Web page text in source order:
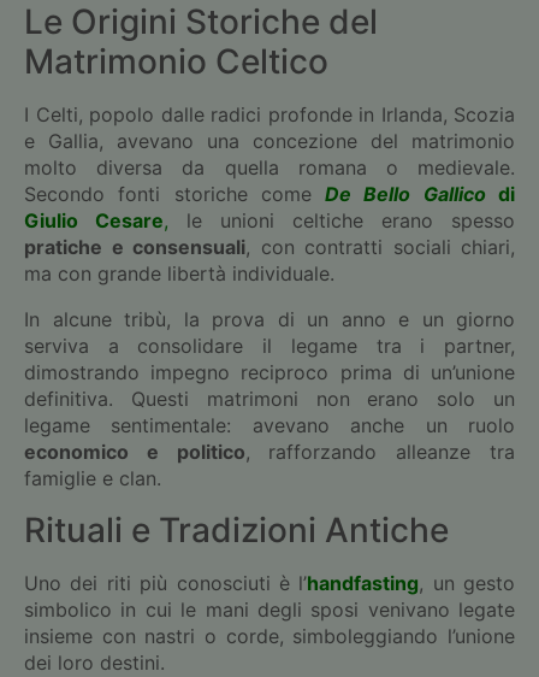
Le Origini Storiche del
Matrimonio Celtico
I Celti, popolo dalle radici profonde in Irlanda, Scozia
e Gallia, avevano una concezione del matrimonio
molto diversa da quella romana o medievale.
Secondo fonti storiche come De Bello Gallico di
Giulio Cesare, le unioni celtiche erano spesso
pratiche e consensuali, con contratti sociali chiari,
ma con grande libertà individuale.
In alcune tribù, la prova di un anno e un giorno
serviva a consolidare il legame tra i partner,
dimostrando impegno reciproco prima di un’unione
definitiva. Questi matrimoni non erano solo un
legame sentimentale: avevano anche un ruolo
economico e politico, rafforzando alleanze tra
famiglie e clan.
Rituali e Tradizioni Antiche
Uno dei riti più conosciuti è l’handfasting, un gesto
simbolico in cui le mani degli sposi venivano legate
insieme con nastri o corde, simboleggiando l’unione
dei loro destini.